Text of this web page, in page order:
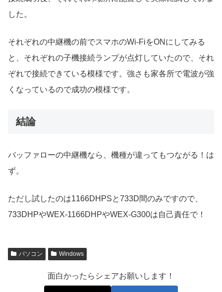
した。
それぞれの中継機の前でスマホのWi-FiをONにしてみる
と、それぞれの子機接続ランプが点灯していたので、それ
ぞれで接続できている模様です。強さも家各所で電波が強
くなっているので成功の模様です。
結論
バッファローの中継機なら、機種が違ってもつながる！は
ず。
ただし試したのは1166DHPSと733D間のみですので、
733DHPやWEX-1166DHPやWEX-G300は自己責任で！
パソコン Windows
面白かったらシェアお願いします！